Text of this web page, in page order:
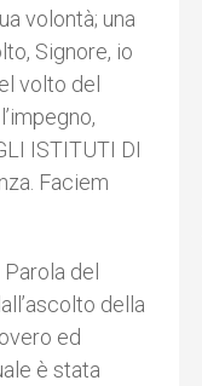
volontà; una
Signore, io
volto del
ISTITUTI DI
Faciem
del
della
ed
è stata